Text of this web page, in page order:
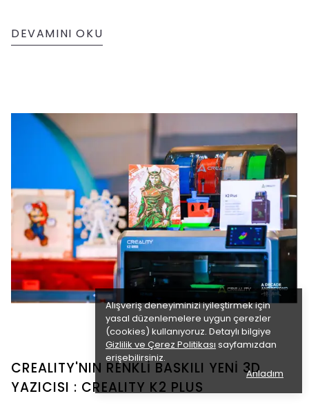
Alışveriş deneyiminizi iyileştirmek için
yasal düzenlemelere uygun çerezler
(cookies) kullanıyoruz. Detaylı bilgiye
Gizlilik ve Çerez Politikası sayfamızdan
erişebilirsiniz.
Anladım
DEVAMINI OKU
CREALITY'NIN RENKLİ BASKILI YENİ 3D
YAZICISI : CREALITY K2 PLUS